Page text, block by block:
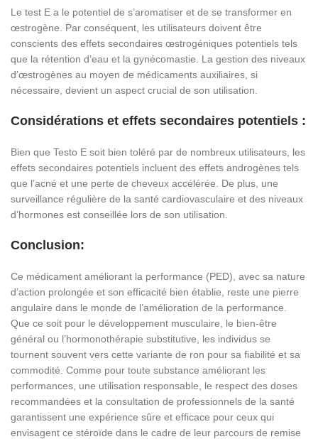
Le test E a le potentiel de s’aromatiser et de se transformer en
œstrogène. Par conséquent, les utilisateurs doivent être
conscients des effets secondaires œstrogéniques potentiels tels
que la rétention d’eau et la gynécomastie. La gestion des niveaux
d’œstrogènes au moyen de médicaments auxiliaires, si
nécessaire, devient un aspect crucial de son utilisation.
Considérations et effets secondaires potentiels :
Bien que Testo E soit bien toléré par de nombreux utilisateurs, les
effets secondaires potentiels incluent des effets androgènes tels
que l’acné et une perte de cheveux accélérée. De plus, une
surveillance régulière de la santé cardiovasculaire et des niveaux
d’hormones est conseillée lors de son utilisation.
Conclusion:
Ce médicament améliorant la performance (PED), avec sa nature
d’action prolongée et son efficacité bien établie, reste une pierre
angulaire dans le monde de l’amélioration de la performance.
Que ce soit pour le développement musculaire, le bien-être
général ou l’hormonothérapie substitutive, les individus se
tournent souvent vers cette variante de ron pour sa fiabilité et sa
commodité. Comme pour toute substance améliorant les
performances, une utilisation responsable, le respect des doses
recommandées et la consultation de professionnels de la santé
garantissent une expérience sûre et efficace pour ceux qui
envisagent ce stéroïde dans le cadre de leur parcours de remise